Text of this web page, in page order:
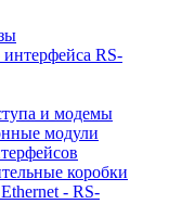
RS-
и модемы
модули
коробки
- RS-